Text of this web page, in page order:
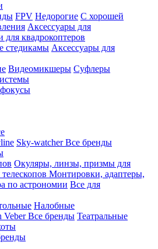
FPV Недорогие С хорошей
Аксессуары для
для квадрокоптеров
стедикамы Аксессуары для
Видеомикшеры Суфлеры
Sky-watcherВсе бренды
Окуляры, линзы, призмы для
Монтировки, адаптеры,
по астрономии Все для
Налобные
VeberВсе бренды Театральные